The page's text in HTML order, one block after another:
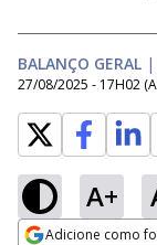
BALANÇO GERAL |
27/08/2025 - 17H02
A+
Adicione como